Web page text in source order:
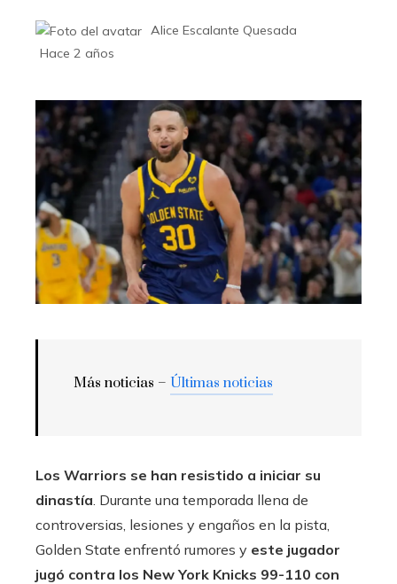
Alice Escalante Quesada
Hace 2 años
Más noticias – Últimas noticias
Los Warriors se han resistido a iniciar su
dinastía . Durante una temporada llena de
controversias, lesiones y engaños en la pista,
Golden State enfrentó rumores y este jugador
jugó contra los New York Knicks 99-110 con